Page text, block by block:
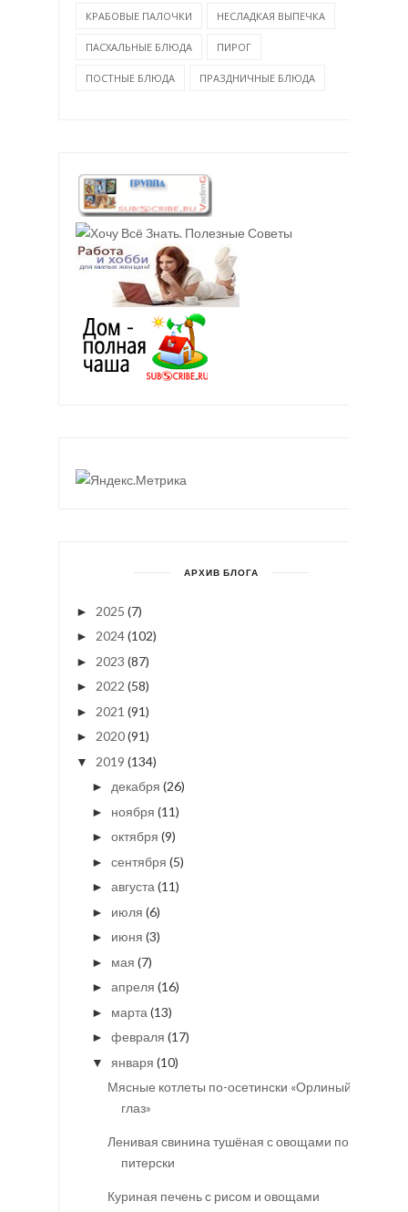
КРАБОВЫЕ ПАЛОЧКИ НЕСЛАДКАЯ ВЫПЕЧКА
ПАСХАЛЬНЫЕ БЛЮДА ПИРОГ
ПОСТНЫЕ БЛЮДА ПРАЗДНИЧНЫЕ БЛЮДА
АРХИВ БЛОГА
► 2025 (7)
► 2024(102)
► 2023 (87)
► 2022 (58)
► 2021 (91)
► 2020(91)
▼ 2019 (134)
► декабря (26)
► ноября (11)
► октября (9)
► сентября (5)
► августа (11)
► июля (6)
► июня (3)
► мая (7)
► апреля (16)
► марта (13)
► февраля (17)
▼ января (10)
Мясные котлеты по-осетински «Орлиный
глаз»
Ленивая свинина тушёная с овощами по-
питерски
Куриная печень с рисом и овощами